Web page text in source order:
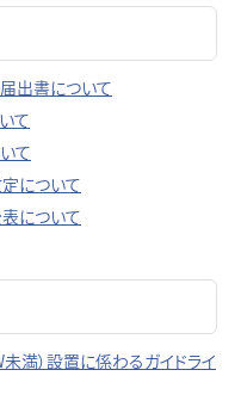
出書について
て
て
について
について
満）設置に係わるガイドライ